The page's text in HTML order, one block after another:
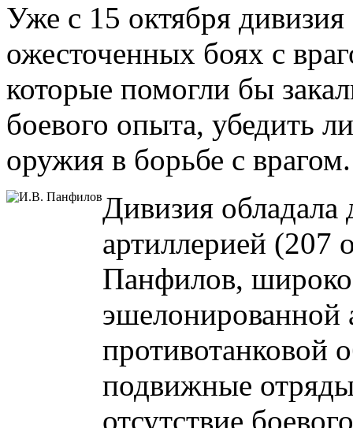
Уже с 15 октября
ожесточенных боях с
которые помогли бы
боевого опыта, убедить
оружия в борьбе с врагом.
Дивизия
артиллерией (207
Панфилов, широко
эшелонированной
противотанковой
подвижные
отсутствие